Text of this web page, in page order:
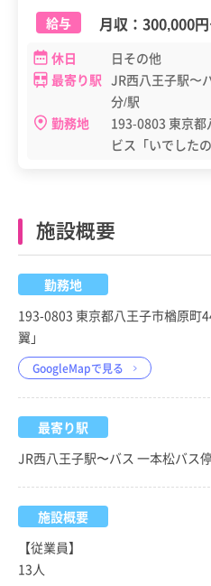
給与
月収： 300,000円
休日
日その他
最寄り駅 JR西八王子駅〜
分/駅
勤務地
193-0803 東京
ビス「いでしたの
施設概要
勤務地
193-0803 東京都八王子市楢原町
翼」
GoogleMapで見る
最寄り駅
JR西八王子駅〜バス 一本松バス
施設概要
【従業員】
13人